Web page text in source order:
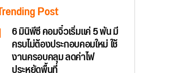
Post
6 มินิพีซี คอมจิ๋วเริ่มแค่ 5 พัน มี
ครบไม่ต้องประกอบคอมใหม่ ใช้
งานครอบคลุม ลดค่าไฟ